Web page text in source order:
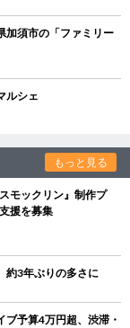
須市の「ファミリー
ルシェ
もっと見る
モックリン』制作プ
援を募集
約3年ぶりの多さに
予算4万円超、渋滞・